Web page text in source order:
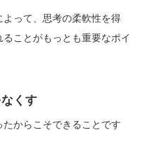
って、思考の柔軟性を得
ことがもっとも重要なポイ
くす
からこそできることです